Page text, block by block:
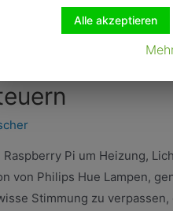
Pi um Heizung,
von Philips Hue Lampen,
Stimmung zu
Alle akzeptieren